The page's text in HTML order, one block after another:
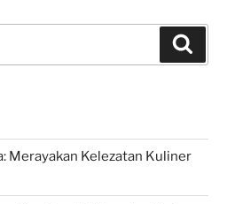
Merayakan Kelezatan Kuliner